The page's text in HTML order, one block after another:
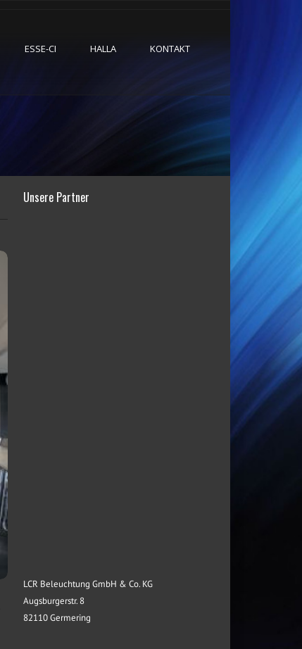
ESSE-CI HALLA KONTAKT
Unsere Partner
LCR Beleuchtung GmbH & Co. KG
Augsburgerstr. 8
82110 Germering